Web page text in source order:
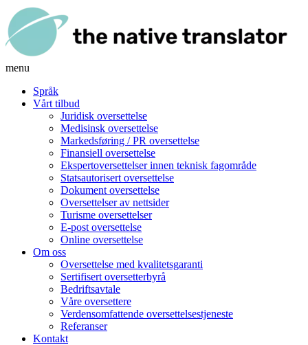
menu
Språk
Vårt tilbud
Juridisk oversettelse
Medisinsk oversettelse
Markedsføring / PR oversettelse
Finansiell oversettelse
Ekspertoversettelser innen teknisk fagområde
Statsautorisert oversettelse
Dokument oversettelse
Oversettelser av nettsider
Turisme oversettelser
E-post oversettelse
Online oversettelse
Om oss
Oversettelse med kvalitetsgaranti
Sertifisert oversetterbyrå
Bedriftsavtale
Våre oversettere
Verdensomfattende oversettelsestjeneste
Referanser
Kontakt